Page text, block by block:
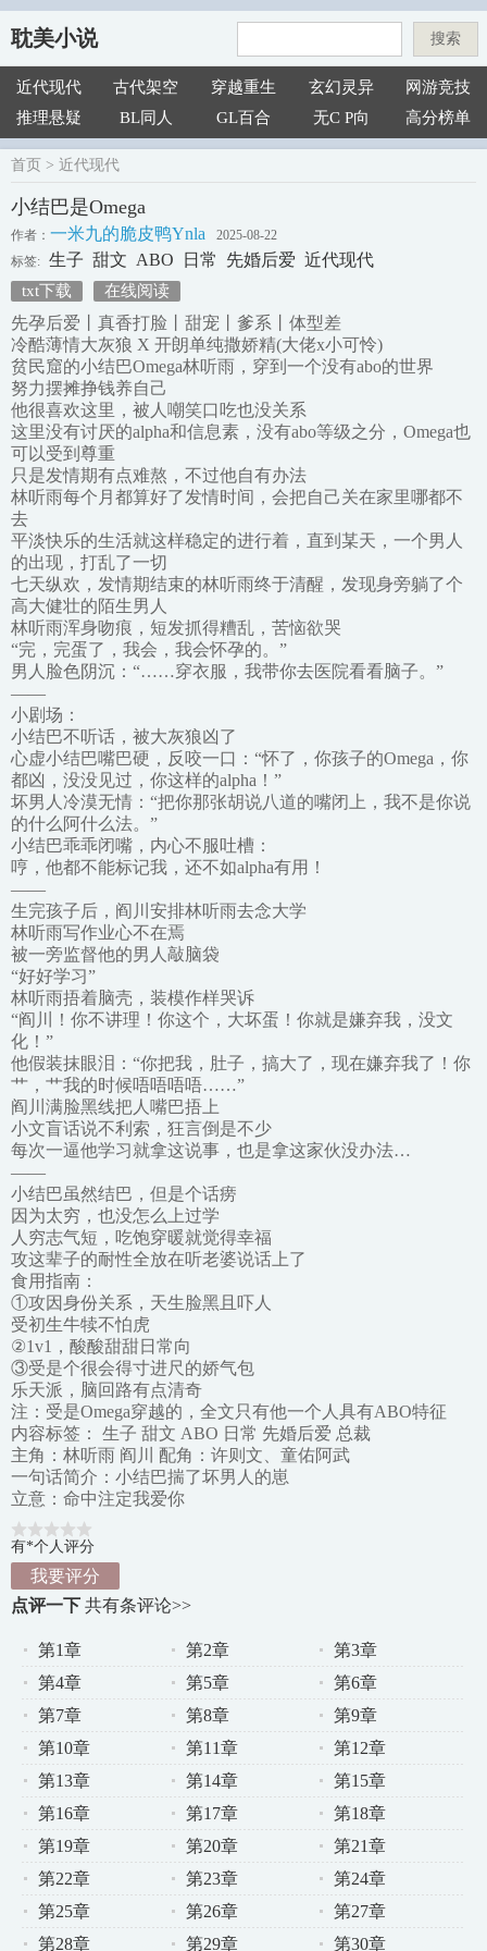
耽美小说 搜索
近代现代 古代架空 穿越重生 玄幻灵异
网游竞技
推理悬疑
BL同人 GL百合 无C P向 高分榜单
首页 > 近代现代
小结巴是Omega
作者： 一米九的脆皮鸭Ynla
2025-08-22
标签: 生子 甜文 ABO 日常 先婚后爱 近代现代
txt下载 在线阅读
先孕后爱丨真香打脸丨甜宠丨爹系丨体型差
冷酷薄情大灰狼 X 开朗单纯撒娇精(大佬x小可怜)
贫民窟的小结巴Omega林听雨，穿到一个没有abo的世界
努力摆摊挣钱养自己
他很喜欢这里，被人嘲笑口吃也没关系
这里没有讨厌的alpha和信息素，没有abo等级之分，Omega也
可以受到尊重
只是发情期有点难熬，不过他自有办法
林听雨每个月都算好了发情时间，会把自己关在家里哪都不
去
平淡快乐的生活就这样稳定的进行着，直到某天，一个男人
的出现，打乱了一切
七天纵欢，发情期结束的林听雨终于清醒，发现身旁躺了个
高大健壮的陌生男人
林听雨浑身吻痕，短发抓得糟乱，苦恼欲哭
“完，完蛋了，我会，我会怀孕的。”
男人脸色阴沉：“……穿衣服，我带你去医院看看脑子。”
——
小剧场：
小结巴不听话，被大灰狼凶了
心虚小结巴嘴巴硬，反咬一口：“怀了，你孩子的Omega，你
都凶，没没见过，你这样的alpha！”
坏男人冷漠无情：“把你那张胡说八道的嘴闭上，我不是你说
的什么阿什么法。”
小结巴乖乖闭嘴，内心不服吐槽：
哼，他都不能标记我，还不如alpha有用！
——
生完孩子后，阎川安排林听雨去念大学
林听雨写作业心不在焉
被一旁监督他的男人敲脑袋
“好好学习”
林听雨捂着脑壳，装模作样哭诉
“阎川！你不讲理！你这个，大坏蛋！你就是嫌弃我，没文
化！”
他假装抹眼泪：“你把我，肚子，搞大了，现在嫌弃我了！你
艹，艹我的时候唔唔唔唔……”
阎川满脸黑线把人嘴巴捂上
小文盲话说不利索，狂言倒是不少
每次一逼他学习就拿这说事，也是拿这家伙没办法…
——
小结巴虽然结巴，但是个话痨
因为太穷，也没怎么上过学
人穷志气短，吃饱穿暖就觉得幸福
攻这辈子的耐性全放在听老婆说话上了
食用指南：
①攻因身份关系，天生脸黑且吓人
受初生牛犊不怕虎
②1v1，酸酸甜甜日常向
③受是个很会得寸进尺的娇气包
乐天派，脑回路有点清奇
注：受是Omega穿越的，全文只有他一个人具有ABO特征
内容标签： 生子 甜文 ABO 日常 先婚后爱 总裁
主角：林听雨 阎川 配角：许则文、童佑阿武
一句话简介：小结巴揣了坏男人的崽
立意：命中注定我爱你
有*个人评分
我要评分
点评一下 共有条评论>>
第1章 第2章
第3章
第4章
第5章
第6章
第7章
第8章
第9章
第10章
第11章
第12章
第13章
第14章
第15章
第16章
第17章
第18章
第19章
第20章
第21章
第22章
第23章
第24章
第25章
第26章
第27章
第28章
第29章 第30章